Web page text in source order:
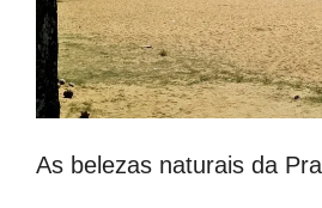
As belezas naturais da